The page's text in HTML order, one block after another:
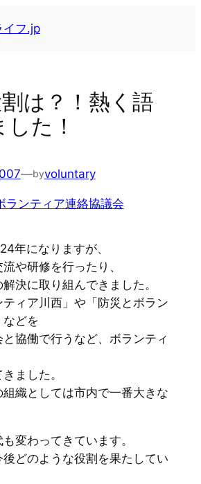
イフ.jp
は？！熱く語
た！
—byvoluntary
ランティア連絡協議会
年になりますが、
や研修を行ったり、
決に取り組んできました。
ティア川西」や「防災とボラン
などを
協働で行うなど、ボランティ
ました。
織としては市内で一番大きな
変わってきています。
どのような役割を果たしてい